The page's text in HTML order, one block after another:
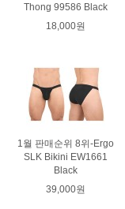
Thong 99586 Black
18,000원
1월 판매순위 8위-Ergo
SLK Bikini EW1661
Black
39,000원